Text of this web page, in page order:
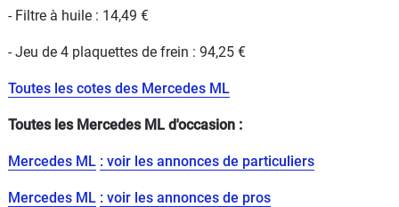
- Filtre à huile : 14,49 €
- Jeu de 4 plaquettes de frein : 94,25 €
Toutes les cotes des Mercedes ML
Toutes les Mercedes ML d'occasion :
Mercedes ML : voir les annonces de particuliers
Mercedes ML : voir les annonces de pros